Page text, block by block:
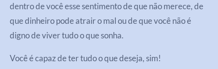
dentro de você esse sentimento de que não merece, de
que dinheiro pode atrair o mal ou de que você não é
digno de viver tudo o que sonha.
Você é capaz de ter tudo o que deseja, sim!